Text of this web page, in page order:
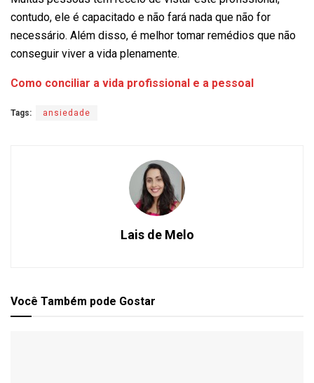
contudo, ele é capacitado e não fará nada que não for
necessário. Além disso, é melhor tomar remédios que não
conseguir viver a vida plenamente.
Como conciliar a vida profissional e a pessoal
Tags: ansiedade
Lais de Melo
Você Também pode Gostar